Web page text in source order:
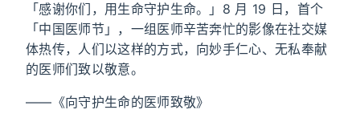
「感谢你们，用生命守护生命。」8 月 19 日，首个
「中国医师节」，一组医师辛苦奔忙的影像在社交媒
体热传，人们以这样的方式，向妙手仁心、无私奉献
的医师们致以敬意。
——《向守护生命的医师致敬》